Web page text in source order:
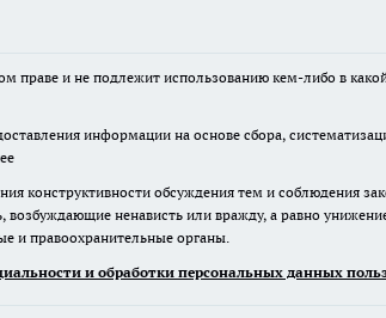
праве и не подлежит использованию кем-либо в
информации на основе сбора,
конструктивности обсуждения тем и соблюдения
ненависть или вражду, а равно
и правоохранительные органы.
и обработки персональных данных